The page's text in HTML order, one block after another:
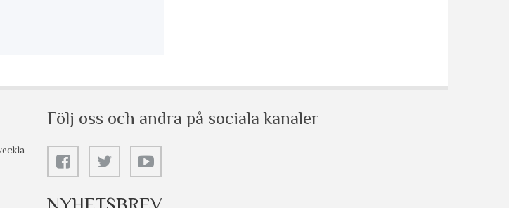
Följ oss och andra på sociala kanaler